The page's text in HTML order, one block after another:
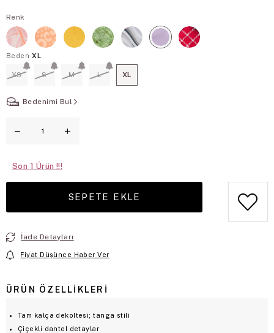
Renk
Beden XL
XS S M L XL
Bedenimi Bul
Son 1
İade Detayları
Fiyat Düşünce Haber Ver
ÜRÜN ÖZELLIKLERI
Tam kalça dekoltesi; tanga stili
Çiçekli dantel detaylar